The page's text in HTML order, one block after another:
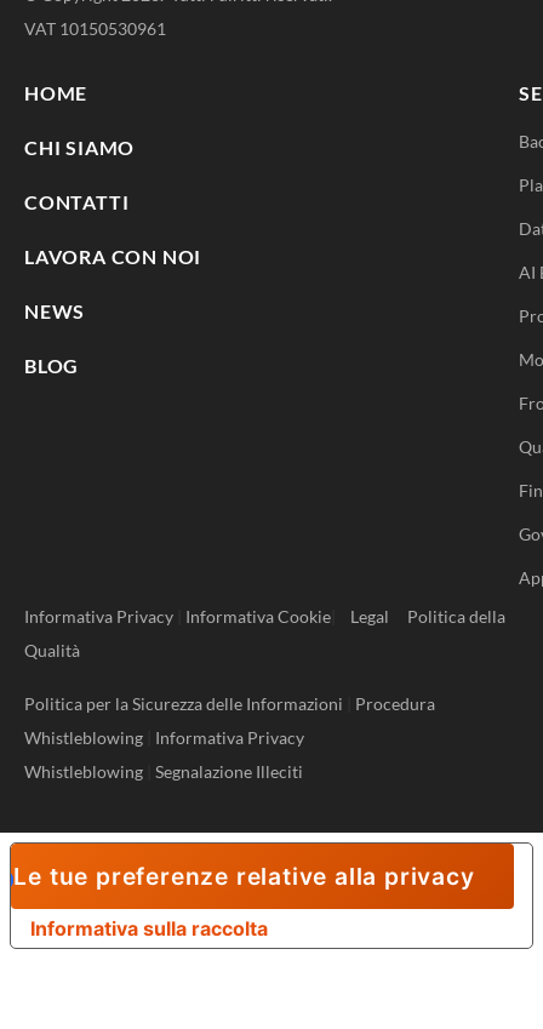
VAT 10150530961
HOME
CHI SIAMO
CONTATTI
LAVORA CON NOI
NEWS
BLOG
AI
Informativa Privacy
Informativa Cookie Legal
Politica della
Qualità
Politica per la Sicurezza delle Informazioni
Procedura
Whistleblowing
Informativa Privacy
Whistleblowing Segnalazione Illeciti
Informativa sulla raccolta
Le tue preferenze relative alla privacy